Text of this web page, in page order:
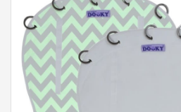
Tassen/Portemonnee
Boeken